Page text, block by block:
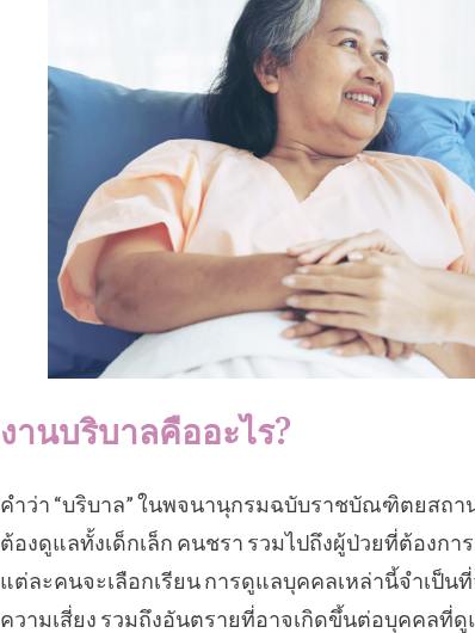
งานบริบาลคืออะไร?
คำว่า “บริบาล” ในพจนานุกรมฉบับราชบัณฑิตยสถา
ต้องดูแลทั้งเด็กเล็ก คนชรา รวมไปถึงผู้ป่วยที่ต้องก
แต่ละคนจะเลือกเรียน การดูแลบุคคลเหล่านี้จำเป็
ความเสี่ยง รวมถึงอันตรายที่อาจเกิดขึ้นต่อบุคคลที่